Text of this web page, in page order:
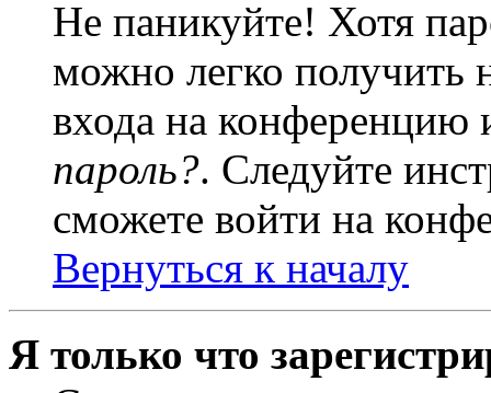
Не паникуйте! Хотя
можно легко получить
входа на
пароль?. Следуйте
сможете войти на
Вернуться к началу
Я только что